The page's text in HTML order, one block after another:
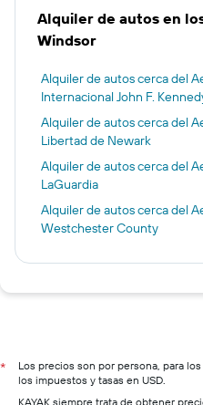
Alquiler de autos en
Windsor
Alquiler de autos cerca del
Internacional John F.
Alquiler de autos cerca del
Libertad de Newark
Alquiler de autos cerca del
LaGuardia
Alquiler de autos cerca del
Westchester County
*
Los precios son por persona, para
los impuestos y tasas en USD.
KAYAK siempre trata de obtener